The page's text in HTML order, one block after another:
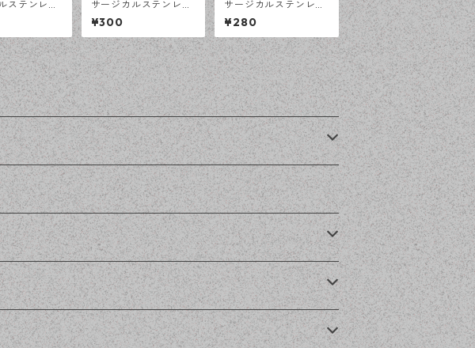
ステンレス
オープンリ
バー 2個
対応 アクセ
ツ ハンドメ
en工房】
サージカルステンレス
10ｍｍ 平皿 フリーサ
イズ リング台 シルバ
ー 5個 アレルギー対応
アクセサリーパーツ ハ
ンドメイド資材 【en
工房】
¥300
サージカルステンレス
8ｍｍ 平皿 フリーサイ
ズ リング台 シルバー
5個 アレルギー対応 ア
クセサリーパーツ ハン
ドメイド資材 【en工
房】
¥280